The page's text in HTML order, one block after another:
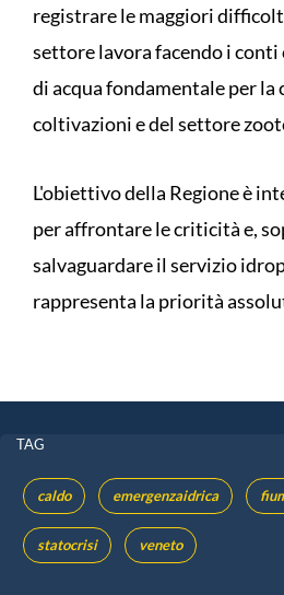
registrare le maggiori
settore lavora facendo i
di acqua fondamentale per la
coltivazioni e del settore
L'obiettivo della Regione è
per affrontare le criticità e,
salvaguardare il servizio
rappresenta la priorità
TAG
caldo emergenzaidrica
statocrisi veneto